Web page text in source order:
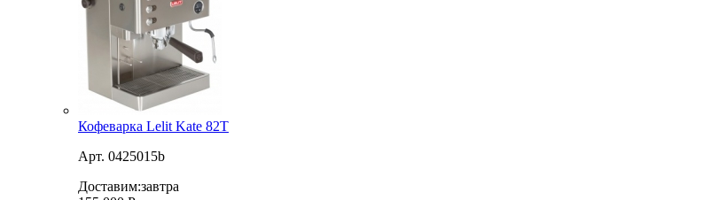
Кофеварка Lelit Kate 82T
Арт. 0425015b
Доставим:завтра